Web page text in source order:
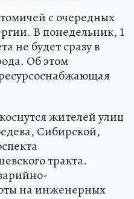
с очередных
В понедельник, 1
не будет сразу в
Об этом
жителей улиц
Сибирской,
тракта.
на инженерных